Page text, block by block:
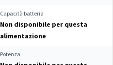
Capacità batteria
Non disponibile per questa
alimentazione
Potenza